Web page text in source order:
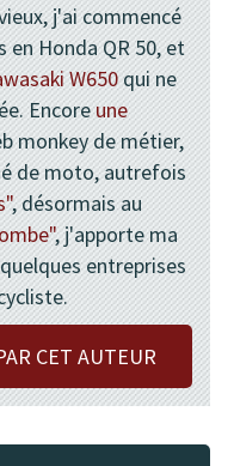
j'ai commencé
en Honda QR 50, et
W650qui ne
Encoreune
monkey de métier,
de moto, autrefois
, désormais au
, j'apporte ma
entreprises
CET AUTEUR